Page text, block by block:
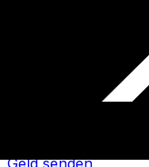
XE
Geld schnell,
Geld senden